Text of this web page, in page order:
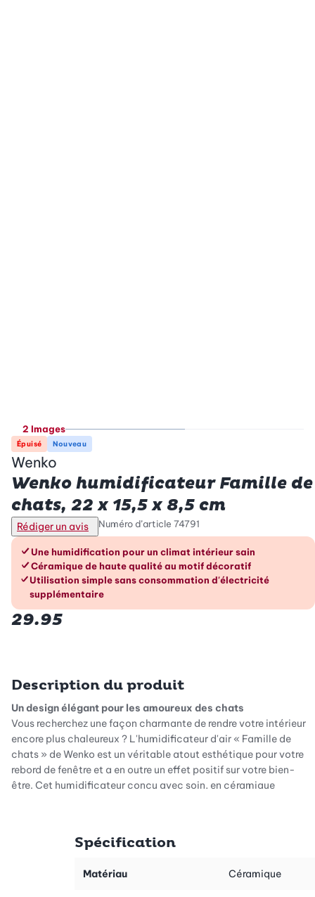
2 Images
Épuisé Nouveau
Wenko
Wenko humidificateur Famille de
chats, 22 x 15,5 x 8,5 cm
Rédiger un avis Numéro d’article 74791
Les avantages en un coup d’œil
Une humidification pour un climat intérieur sain
Céramique de haute qualité au motif décoratif
Utilisation simple sans consommation d'électricité
supplémentaire
29.95
Description du produit
Un design élégant pour les amoureux des chats
Vous recherchez une façon charmante de rendre votre intérieur
encore plus chaleureux ? L'humidificateur d'air « Famille de
chats » de Wenko est un véritable atout esthétique pour votre
rebord de fenêtre et a en outre un effet positif sur votre bien-
être. Cet humidificateur conçu avec soin, en céramique
quotidien et doté d’un design adorable. Vous créez ainsi une
bien, tandis que les figurines décoratives dégagent une aura
Spécification
Matériau Céramique